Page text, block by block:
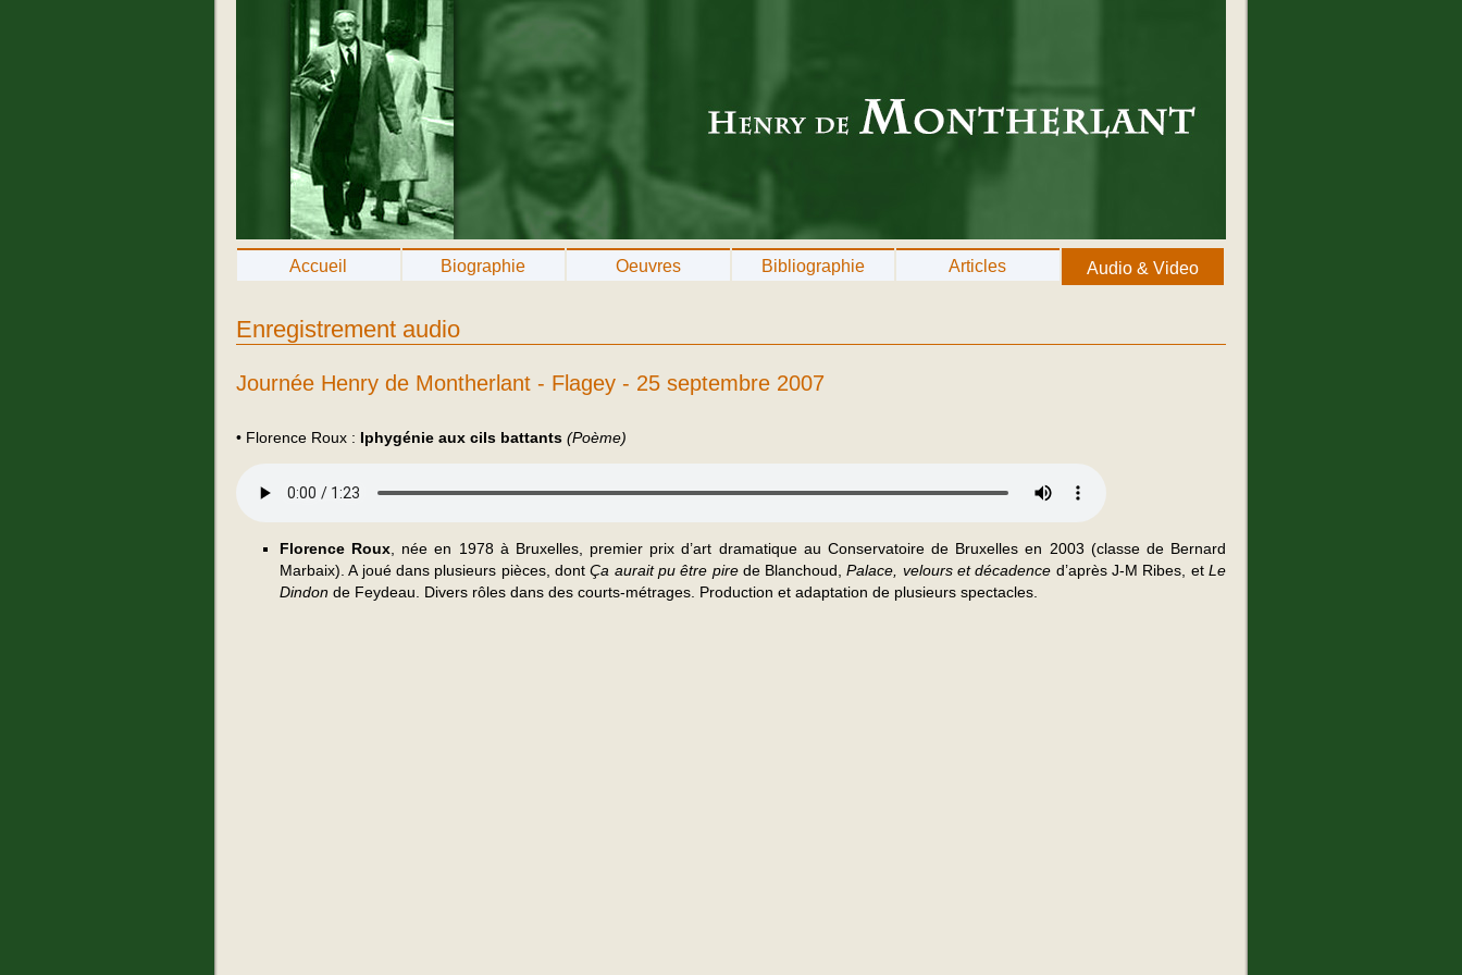
Accueil Biographie Oeuvres Bibliographie Articles Audio & Video
Enregistrement audio
Journée Henry de Montherlant - Flagey - 25 septembre 2007
• Florence Roux : Iphygénie aux cils battants (Poème)
Florence Roux , née en 1978 à Bruxelles, premier prix d’art dramatique au Conservatoire de Bruxelles en 2003 (classe de Bernard
Marbaix). A joué dans plusieurs pièces, dontÇa aurait pu être pirede Blanchoud,Palace, velours et décadence d’après J-M Ribes, etLe
Dindon de Feydeau. Divers rôles dans des courts-métrages. Production et adaptation de plusieurs spectacles.